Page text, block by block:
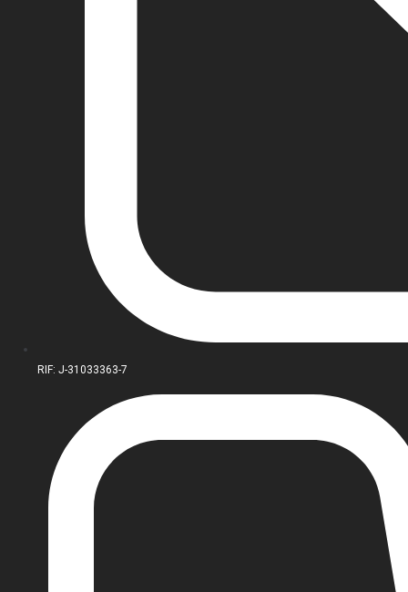
RIF: J-31033363-7